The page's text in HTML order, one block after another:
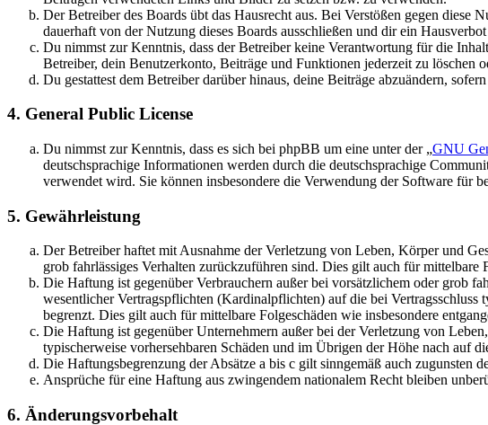
Der Betreiber des Boards übt das Hausrecht aus. Bei Verstößen gegen
dauerhaft von der Nutzung dieses Boards ausschließen und dir ein
Du nimmst zur Kenntnis, dass der Betreiber keine Verantwortung für die
Betreiber, dein Benutzerkonto, Beiträge und Funktionen jederzeit zu löschen
Du gestattest dem Betreiber darüber hinaus, deine Beiträge abzuändern,
4. General Public License
Du nimmst zur Kenntnis, dass es sich bei phpBB um eine unter der „GNU
deutschsprachige Informationen werden durch die deutschsprachige
verwendet wird. Sie können insbesondere die Verwendung der Software für
5. Gewährleistung
Der Betreiber haftet mit Ausnahme der Verletzung von Leben, Körper und
grob fahrlässiges Verhalten zurückzuführen sind. Dies gilt auch für mittelbare
Die Haftung ist gegenüber Verbrauchern außer bei vorsätzlichem oder grob
wesentlicher Vertragspflichten (Kardinalpflichten) auf die bei Vertragsschluss
begrenzt. Dies gilt auch für mittelbare Folgeschäden wie insbesondere
Die Haftung ist gegenüber Unternehmern außer bei der Verletzung von
typischerweise vorhersehbaren Schäden und im Übrigen der Höhe nach auf
Die Haftungsbegrenzung der Absätze a bis c gilt sinngemäß auch zugunsten
Ansprüche für eine Haftung aus zwingendem nationalem Recht bleiben
6. Änderungsvorbehalt